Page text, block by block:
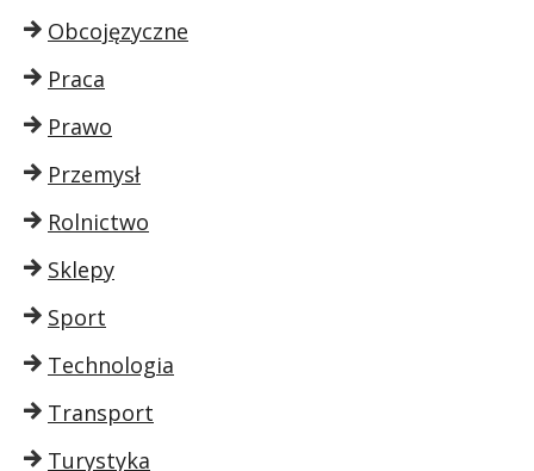
Obcojęzyczne
Praca
Prawo
Przemysł
Rolnictwo
Sklepy
Sport
Technologia
Transport
Turystyka